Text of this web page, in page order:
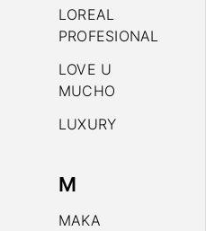
LOREAL
PROFESIONAL
LOVE U
MUCHO
LUXURY
M
MAKA